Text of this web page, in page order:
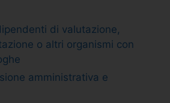
di valutazione,
o altri organismi con
amministrativa e